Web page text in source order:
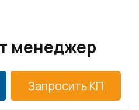
менеджер
Запросить КП